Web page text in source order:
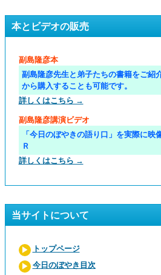
本とビデオの販売
副島隆彦本
副島隆彦先生と弟子たちの書籍をご紹
から購入することも可能です。
詳しくはこちら →
副島隆彦講演ビデオ
「今日のぼやきの語り口」を実際に映
Ｒ
詳しくはこちら →
当サイトについて
トップページ
今日のぼやき目次